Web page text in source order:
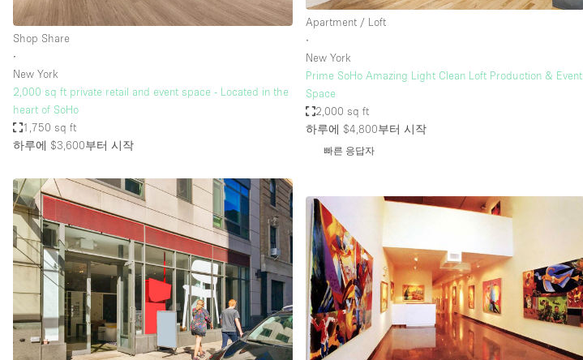
Unique Space
Bar
Electricity
Fitting Rooms
Garden
Ground Floor
Haussmann Style
Industrial
Kitchen
Shop Share
∙
New York
2,000 sq ft private retail and event space - Located in the
heart of SoHo
1,750 sq ft
하루에 $3,600부터 시작
Apartment / Loft
∙
New York
Prime SoHo Amazing Light Clean Loft Production & Event
Space
2,000 sq ft
하루에 $4,800부터 시작
빠른 응답자